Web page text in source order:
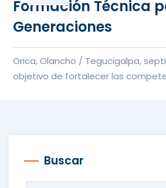
Formación Técnica
Generaciones
Orica, Olancho / Tegucigalpa,
objetivo de fortalecer las
Buscar